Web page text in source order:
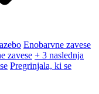
Enobarvne zavese
zavese + 3 naslednja
Pregrinjala, ki se